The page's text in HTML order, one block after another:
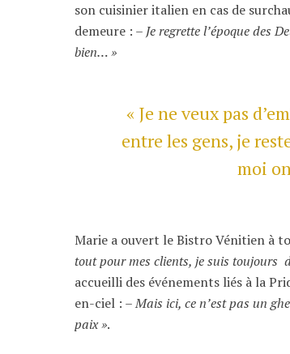
son cuisinier italien en cas de
demeure : – Je regrette l’époque des
bien… »
« Je ne veux pas
entre les gens, je
moi
Marie a ouvert le Bistro Vénitien à
tout pour mes clients, je suis toujours
accueilli des événements liés à la
en-ciel : –Mais ici, ce n’est pas un
paix ».